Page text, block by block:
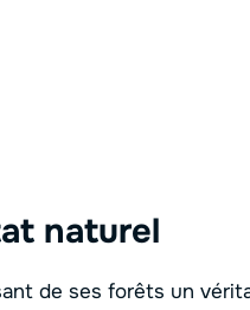
naturel
de ses forêts un